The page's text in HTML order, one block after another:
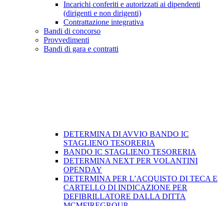
Incarichi conferiti e autorizzati ai dipendenti
(dirigenti e non dirigenti)
Contrattazione integrativa
Bandi di concorso
Provvedimenti
Bandi di gara e contratti
DETERMINA DI AVVIO BANDO IC
STAGLIENO TESORERIA
BANDO IC STAGLIENO TESORERIA
DETERMINA NEXT PER VOLANTINI
OPENDAY
DETERMINA PER L’ACQUISTO DI TECA E
CARTELLO DI INDICAZIONE PER
DEFIBRILLATORE DALLA DITTA